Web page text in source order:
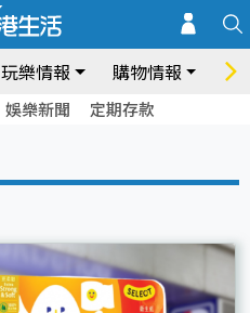
玩樂情報 購物情報 飲
娛樂新聞 定期存款